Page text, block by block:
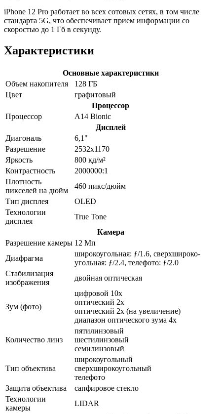
iPhone 12 Pro работает во всех сотовых сетях, в том числе
стандарта 5G, что обеспечивает прием информации со
скоростью до 1 Гб в секунду.
Характеристики
Основные характеристики
Объем накопителя
128 ГБ
Цвет
графитовый
Процессор
Процессор
A14 Bionic
Дисплей
Диагональ
6,1"
Разрешение
2532x1170
Яркость
800 кд/м²
Контрастность
2000000:1
Плотность
пикселей на дюйм
460 пикс/дюйм
Тип дисплея
OLED
Технологии
дисплея
True Tone
Камера
Разрешение камеры 12 Мп
Диафрагма
широкоугольная: ƒ/1.6, сверхшироко­
угольная: ƒ/2.4, телефото: ƒ/2.0
Стабилизация
изображения
двойная оптическая
Зум (фото)
цифровой 10x
оптический 2x
оптический 2x (на увеличение)
диапазон оптического зума 4x
Количество линз
пятилинзовый
шестилинзовый
семилинзовый
Тип объектива
широкоугольный
сверхширокоугольный
телефото
Защита объектива
сапфировое стекло
Технологии
камеры
LIDAR